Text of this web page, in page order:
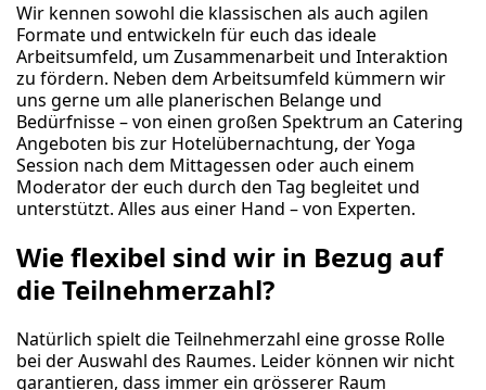
Wir kennen sowohl die klassischen als auch agilen
Formate und entwickeln für euch das ideale
Arbeitsumfeld, um Zusammenarbeit und Interaktion
zu fördern. Neben dem Arbeitsumfeld kümmern wir
uns gerne um alle planerischen Belange und
Bedürfnisse – von einen großen Spektrum an Catering
Angeboten bis zur Hotelübernachtung, der Yoga
Session nach dem Mittagessen oder auch einem
Moderator der euch durch den Tag begleitet und
unterstützt. Alles aus einer Hand – von Experten.
Wie flexibel sind wir in Bezug auf
die Teilnehmerzahl?
Natürlich spielt die Teilnehmerzahl eine grosse Rolle
bei der Auswahl des Raumes. Leider können wir nicht
garantieren, dass immer ein grösserer Raum